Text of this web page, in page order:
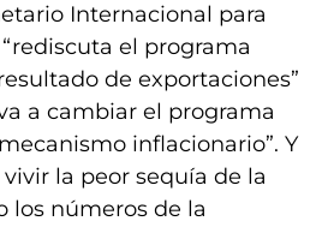
Internacional para
el programa
de exportaciones”
a cambiar el programa
inflacionario”. Y
la peor sequía de la
los números de la